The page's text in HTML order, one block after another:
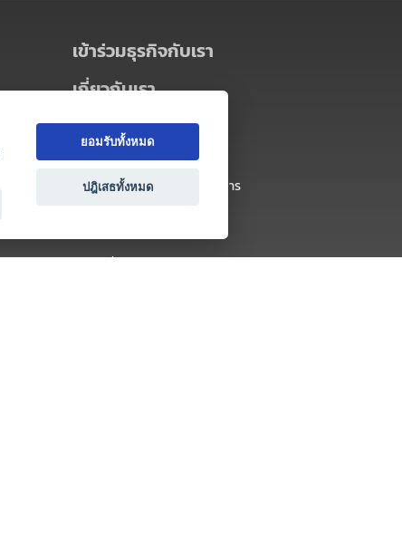
เข้าร่วมธุรกิจกับเรา
เกี่ยวกับเรา
เกี่ยวกับ Thai MICE Connect
นโยบายความเป็นส่วนตัว
ข้อตกลง และเงื่อนไขการใช้บริการ
ยอมรับทั้งหมด
ปฎิเสธทั้งหมด